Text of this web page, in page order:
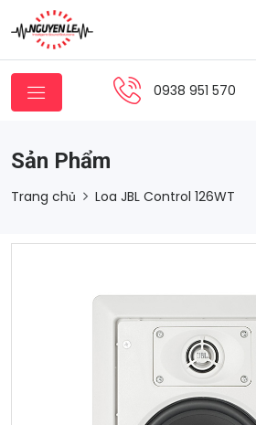
0938 951 570
Sản Phẩm
Trang chủ Loa JBL Control 126WT